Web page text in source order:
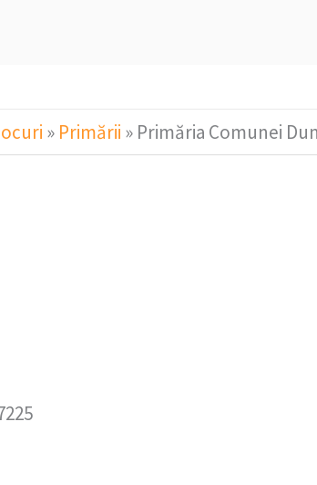
» Primării » Primăria Comunei